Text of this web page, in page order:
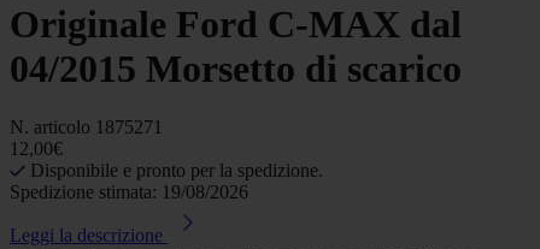
Originale Ford C-MAX dal
04/2015 Morsetto di scarico
N. articolo 1875271
12,00€
Disponibile e pronto per la spedizione.
Spedizione stimata: 19/08/2026
Leggi la descrizione